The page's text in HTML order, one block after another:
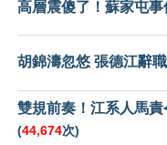
高層震傻了！蘇家屯
胡錦濤忽悠 張德江辭
雙規前奏！江系人馬責
(44,674次)